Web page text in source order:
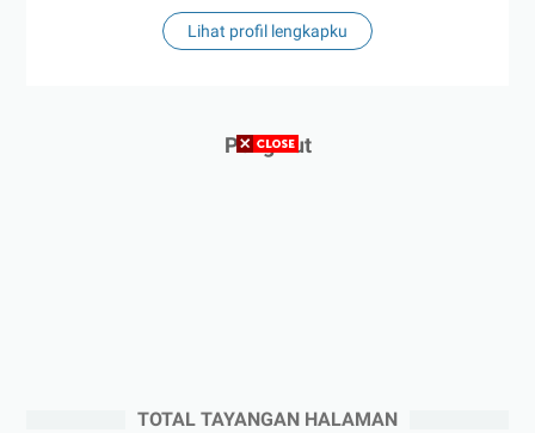
Lihat profil lengkapku
Pengikut
TOTAL TAYANGAN HALAMAN